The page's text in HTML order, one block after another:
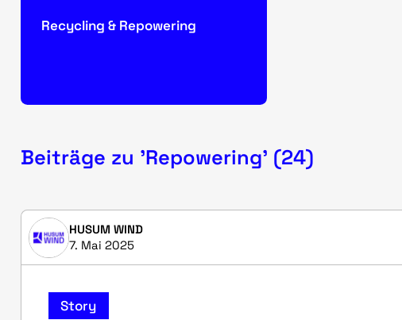
Recycling & Repowering
Beiträge zu 'Repowering' (24)
HUSUM WIND
7. Mai 2025
Story